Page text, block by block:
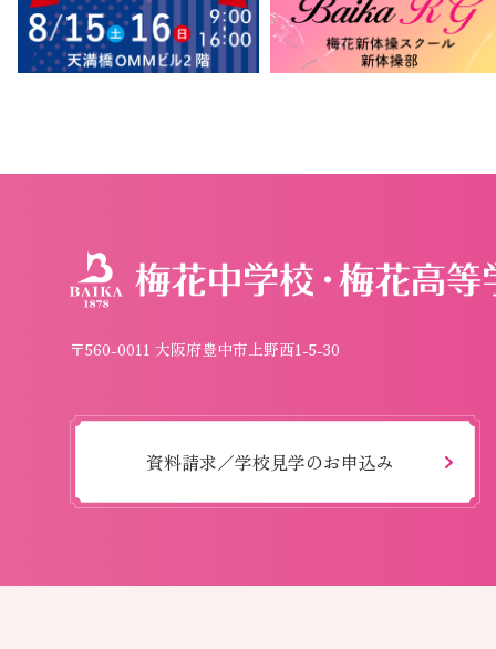
〒560-0011 大阪府豊中市上野西1-5-30
資料請求／学校見学のお申込み